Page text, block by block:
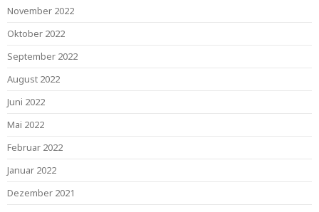
November 2022
Oktober 2022
September 2022
August 2022
Juni 2022
Mai 2022
Februar 2022
Januar 2022
Dezember 2021